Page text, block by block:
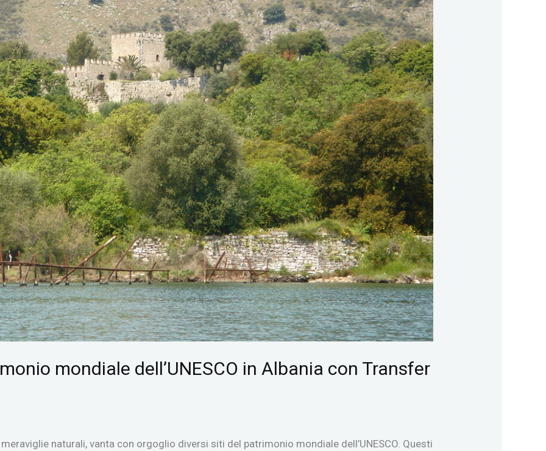
mondiale dell’UNESCO in Albania con Transfer
naturali, vanta con orgoglio diversi siti del patrimonio mondiale dell’UNESCO. Questi